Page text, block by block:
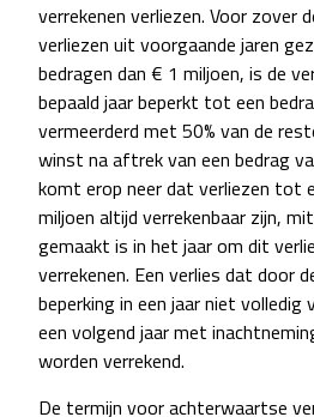
verrekenen verliezen. Voor zover
verliezen uit voorgaande jaren
bedragen dan € 1 miljoen, is de
bepaald jaar beperkt tot een
vermeerderd met 50% van de
winst na aftrek van een bedrag
komt erop neer dat verliezen tot
miljoen altijd verrekenbaar zijn,
gemaakt is in het jaar om dit
verrekenen. Een verlies dat door
beperking in een jaar niet volledig
een volgend jaar met
worden verrekend.
De termijn voor achterwaartse